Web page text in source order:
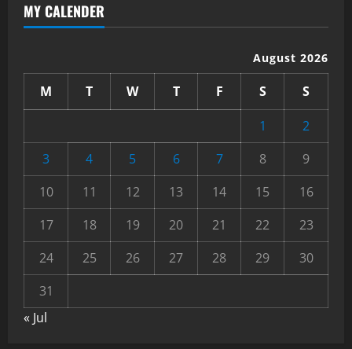
MY CALENDER
August 2026
M T W T F S
S
1
2
3
4 5 6 7 8
9
10
11 12 13 14 15
16
17
18 19 20 21 22
23
24
25 26 27 28 29
30
31
« Jul